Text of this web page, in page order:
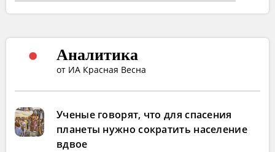
Аналитика
от ИА Красная Весна
Ученые говорят, что для спасения
планеты нужно сократить население
вдвое